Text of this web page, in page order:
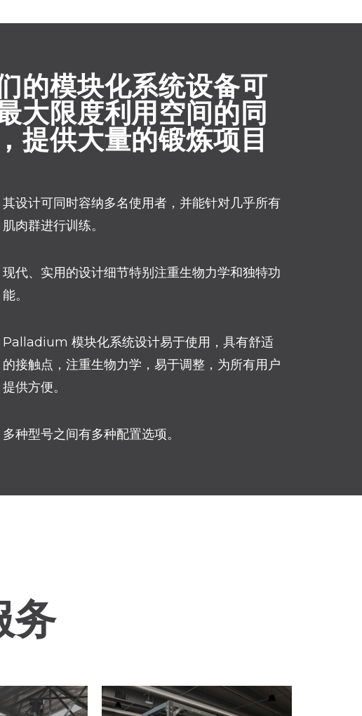
的模块化系统设备可
大限度利用空间的同
提供大量的锻炼项目
其设计可同时容纳多名使用者，并能针对几乎所有
肌肉群进行训练。
现代、实用的设计细节特别注重生物力学和独特功
能。
Palladium 模块化系统设计易于使用，具有舒适
的接触点，注重生物力学，易于调整，为所有用户
提供方便。
多种型号之间有多种配置选项。
务